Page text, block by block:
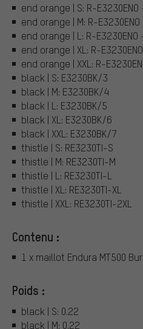
end orange | S: R-E3230ENO
end orange | M: R-E3230ENO
end orange | L: R-E3230ENO
end orange | XL: R-E3230ENO
end orange | XXL: R-
black | S: E3230BK/3
black | M: E3230BK/4
black | L: E3230BK/5
black | XL: E3230BK/6
black | XXL: E3230BK/7
thistle | S: RE3230TI-S
thistle | M: RE3230TI-M
thistle | L: RE3230TI-L
thistle | XL: RE3230TI-XL
thistle | XXL: RE3230TI-2XL
Contenu :
1 x maillot Endura MT500
Poids :
black | S: 0.22
black | M: 0.22